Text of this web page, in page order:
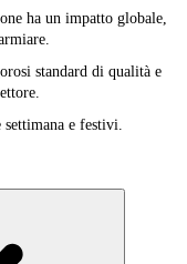
ha un impatto globale,
standard di qualità e
e festivi.